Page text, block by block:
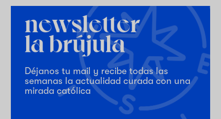
Déjanos tu mail y recibe todas las
semanas la actualidad curada con una
mirada católica